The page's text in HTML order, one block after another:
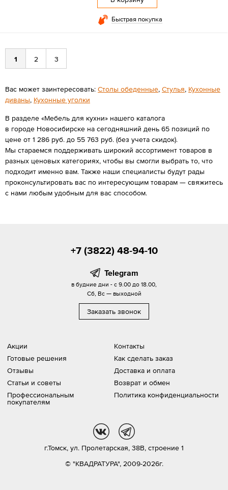
Быстрая покупка
1 2 3
Вас может заинтересовать: Столы обеденные, Стулья, Кухонные
диваны, Кухонные уголки
В разделе «Мебель для кухни» нашего каталога
в городе Новосибирске на сегодняшний день 65 позиций по
цене от 1 286 руб. до 55 763 руб. (без учета скидок).
Мы стараемся поддерживать широкий ассортимент товаров в
разных ценовых категориях, чтобы вы смогли выбрать то, что
подходит именно вам. Также наши специалисты будут рады
проконсультировать вас по интересующим товарам — свяжитесь
с нами любым удобным для вас способом.
Акции
Готовые решения
Отзывы
Статьи и советы
Профессиональным
покупателям
Контакты
Как сделать заказ
Доставка и оплата
Возврат и обмен
Политика конфиденциальности
+7 (3822) 48-94-10
Telegram
в будние дни - с 9.00 до 18.00,
Сб, Вс — выходной
Заказать звонок
© "КВАДРАТУРА", 2009-2026г.
г.Томск, ул. Пролетарская, 38В, строение 1
vk tg